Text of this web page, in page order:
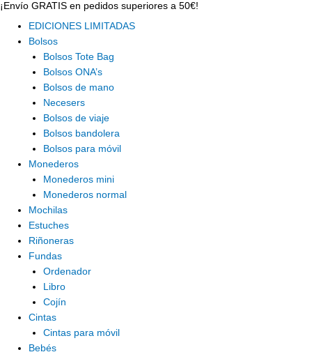
¡Envío GRATIS en pedidos superiores a 50€!
EDICIONES LIMITADAS
Bolsos
Bolsos Tote Bag
Bolsos ONA’s
Bolsos de mano
Necesers
Bolsos de viaje
Bolsos bandolera
Bolsos para móvil
Monederos
Monederos mini
Monederos normal
Mochilas
Estuches
Riñoneras
Fundas
Ordenador
Libro
Cojín
Cintas
Cintas para móvil
Bebés